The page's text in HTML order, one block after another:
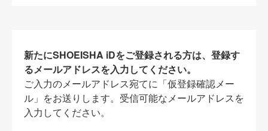
新たにSHOEISHA iDをご登録される方は、登録す
るメールアドレスを入力してください。
ご入力のメールアドレス宛てに「仮登録確認メー
ル」をお送りします。受信可能なメールアドレスを
入力してください。